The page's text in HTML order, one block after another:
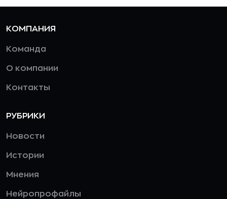
КОМПАНИЯ
Команда
О компании
Контакты
РУБРИКИ
Новости
Истории
Мнения
Нейропрофайлы